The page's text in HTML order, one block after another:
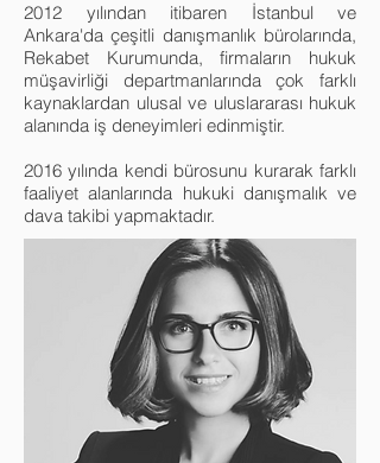
2012 yılından itibaren İstanbul ve
Ankara'da çeşitli danışmanlık bürolarında,
Rekabet Kurumunda, firmaların hukuk
müşavirliği departmanlarında çok farklı
kaynaklardan ulusal ve uluslararası hukuk
alanında iş deneyimleri edinmiştir.
2016 yılında kendi bürosunu kurarak farklı
faaliyet alanlarında hukuki danışmalık ve
dava takibi yapmaktadır.